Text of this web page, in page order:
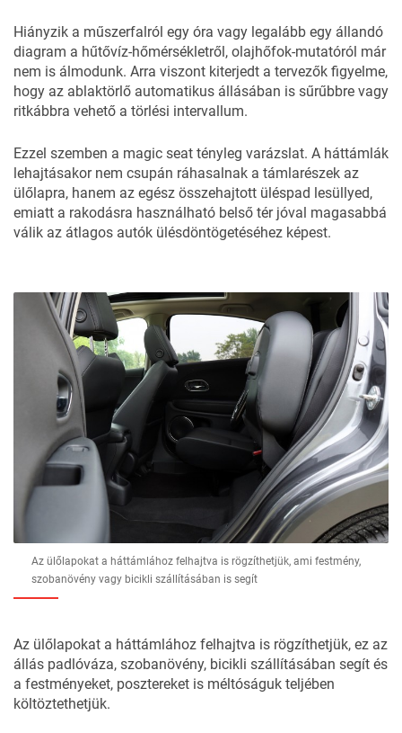
Hiányzik a műszerfalról egy óra vagy legalább egy állandó
diagram a hűtővíz-hőmérsékletről, olajhőfok-mutatóról már
nem is álmodunk. Arra viszont kiterjedt a tervezők figyelme,
hogy az ablaktörlő automatikus állásában is sűrűbbre vagy
ritkábbra vehető a törlési intervallum.
Ezzel szemben a magic seat tényleg varázslat. A háttámlák
lehajtásakor nem csupán ráhasalnak a támlarészek az
ülőlapra, hanem az egész összehajtott üléspad lesüllyed,
emiatt a rakodásra használható belső tér jóval magasabbá
válik az átlagos autók ülésdöntögetéséhez képest.
Az ülőlapokat a háttámlához felhajtva is rögzíthetjük, ami festmény,
szobanövény vagy bicikli szállításában is segít
Az ülőlapokat a háttámlához felhajtva is rögzíthetjük, ez az
állás padlóváza, szobanövény, bicikli szállításában segít és
a festményeket, posztereket is méltóságuk teljében
költöztethetjük.